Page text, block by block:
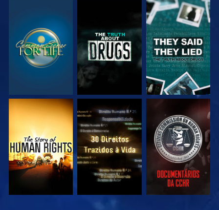
VEJA VEJA VEJA
VEJA VEJA VEJA